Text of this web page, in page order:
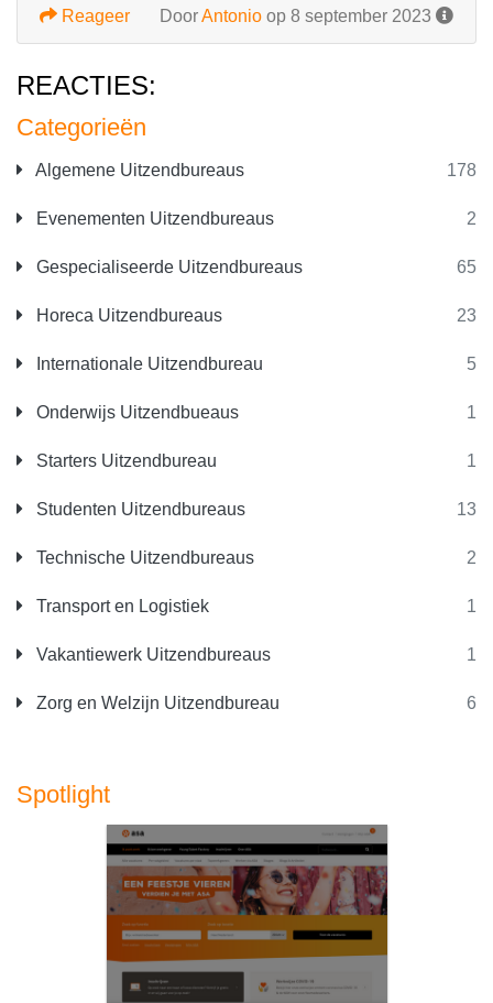
Categorieën
Algemene Uitzendbureaus 178
Evenementen Uitzendbureaus 2
Gespecialiseerde Uitzendbureaus 65
Horeca Uitzendbureaus 23
Internationale Uitzendbureau 5
Onderwijs Uitzendbueaus 1
Starters Uitzendbureau 1
Studenten Uitzendbureaus 13
Technische Uitzendbureaus 2
Transport en Logistiek 1
Vakantiewerk Uitzendbureaus 1
Zorg en Welzijn Uitzendbureau 6
Spotlight
DoorAntonio op 8 september 2023
Reageer
REACTIES: